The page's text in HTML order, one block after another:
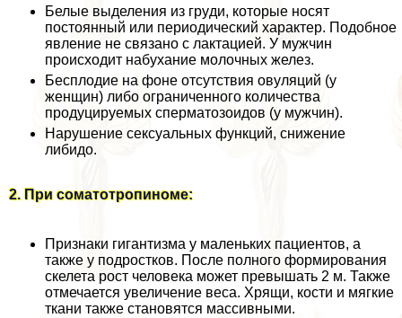
Белые выделения из гpyди, которые носят
постоянный или периодический хаpaктер. Подобное
явление не связано с лактацией. У мужчин
происходит набухание молочных желез.
Бесплодие на фоне отсутствия овуляций (у
женщин) либо ограниченного количества
продуцируемых cпepматозоидов (у мужчин).
Нарушение ceкcуальных функций, снижение
либидо.
2. При соматотропиноме:
Признаки гигантизма у маленьких пациентов, а
также у подростков. После полного формирования
скелета рост человека может превышать 2 м. Также
отмечается увеличение веса. Хрящи, кости и мягкие
ткани также становятся массивными.